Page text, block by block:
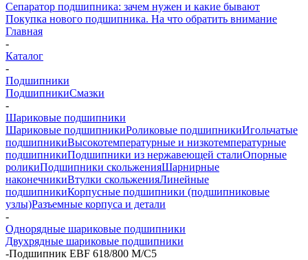
Сепаратор подшипника: зачем нужен и какие бывают
Покупка нового подшипника. На что обратить внимание
Главная
-
Каталог
-
Подшипники
ПодшипникиСмазки
-
Шариковые подшипники
Шариковые подшипникиРоликовые подшипникиИгольчатые
подшипникиВысокотемпературные и низкотемпературные
подшипникиПодшипники из нержавеющей сталиОпорные
роликиПодшипники скольженияШарнирные
наконечникиВтулки скольженияЛинейные
подшипникиКорпусные подшипники (подшипниковые
узлы)Разъемные корпуса и детали
-
Однорядные шариковые подшипники
Двухрядные шариковые подшипники
-Подшипник EBF 618/800 M/C5